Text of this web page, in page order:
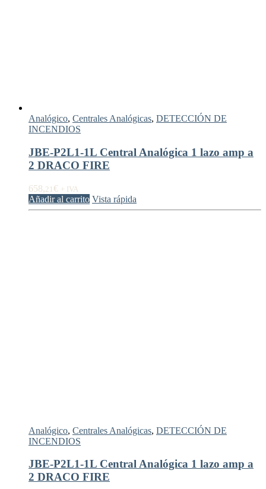
Analógico, Centrales Analógicas, DETECCIÓN DE
INCENDIOS
JBE-P2L1-1L Central Analógica 1 lazo amp a
2 DRACO FIRE
658,21 € + IVA
Añadir al carrito Vista rápida
Analógico, Centrales Analógicas, DETECCIÓN DE
INCENDIOS
JBE-P2L1-1L Central Analógica 1 lazo amp a
2 DRACO FIRE